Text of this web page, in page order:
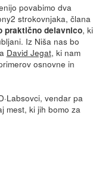
povabimo dva
strokovnjaka, člana
praktično delavnico, ki
Iz Niša nas bo
David Jegat, ki nam
osnovne in
vendar pa
mest, ki jih bomo za